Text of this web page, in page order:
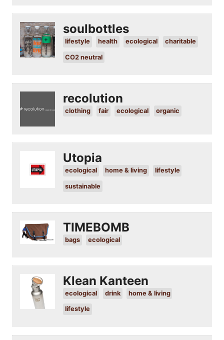
soulbottles
lifestyle health ecological charitable
CO2 neutral
recolution
clothing fair ecological organic
Utopia
ecological home & living lifestyle
sustainable
TIMEBOMB
bags ecological
Klean Kanteen
ecological drink home & living
lifestyle